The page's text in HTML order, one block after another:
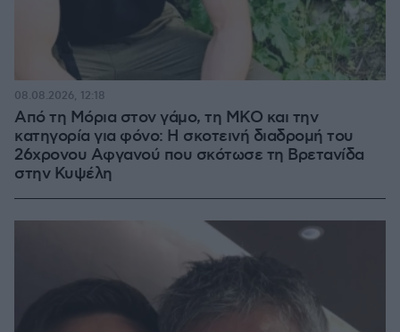
Από τη Μόρια στον γάμο, τη ΜΚΟ και την
κατηγορία για φόνο: Η σκοτεινή διαδρομή του
26χρονου Αφγανού που σκότωσε τη Βρετανίδα
στην Κυψέλη
08.08.2026, 12:18